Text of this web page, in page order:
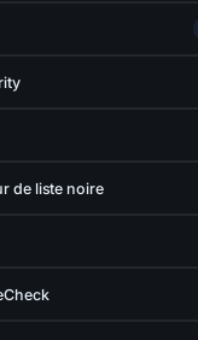
de liste noire